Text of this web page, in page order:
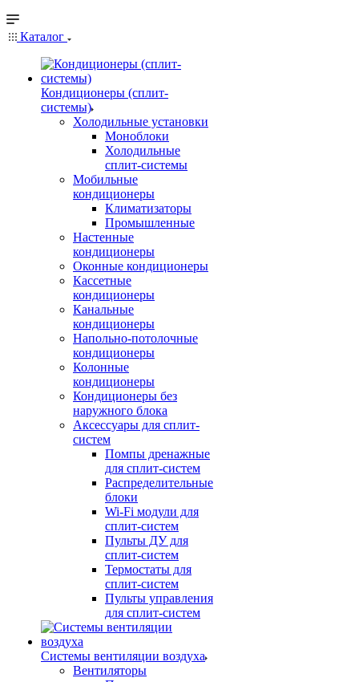
Каталог
Кондиционеры (сплит-
системы)
Холодильные установки
Моноблоки
Холодильные
сплит-системы
Мобильные
кондиционеры
Климатизаторы
Промышленные
Настенные
кондиционеры
Оконные кондиционеры
Кассетные
кондиционеры
Канальные
кондиционеры
Напольно-потолочные
кондиционеры
Колонные
кондиционеры
Кондиционеры без
наружного блока
Аксессуары для сплит-
систем
Помпы дренажные
для сплит-систем
Распределительные
блоки
Wi-Fi модули для
сплит-систем
Пульты ДУ для
сплит-систем
Термостаты для
сплит-систем
Пульты управления
для сплит-систем
Системы вентиляции воздуха
Вентиляторы